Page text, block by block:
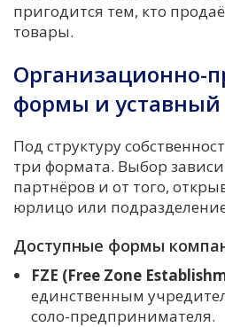
пригодится тем, кто
товары.
Организационно-
формы и уставный
Под структуру
три формата. Выбор
партнёров и от того,
юрлицо или
Доступные формы
FZE (Free Zone
единственным
соло-предпринимателя.